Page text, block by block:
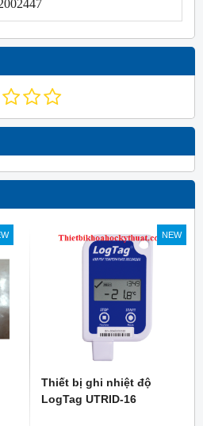
NEW
Thiết bị ghi nhiệt độ
LogTag UTRID-16